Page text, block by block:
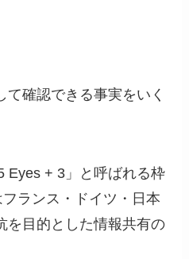
確認できる事実をいく
Eyes + 3」と呼ばれる枠
ランス・ドイツ・日本
を目的とした情報共有の